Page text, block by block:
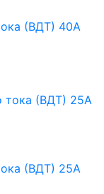
(ВДТ) 40A
(ВДТ) 25A